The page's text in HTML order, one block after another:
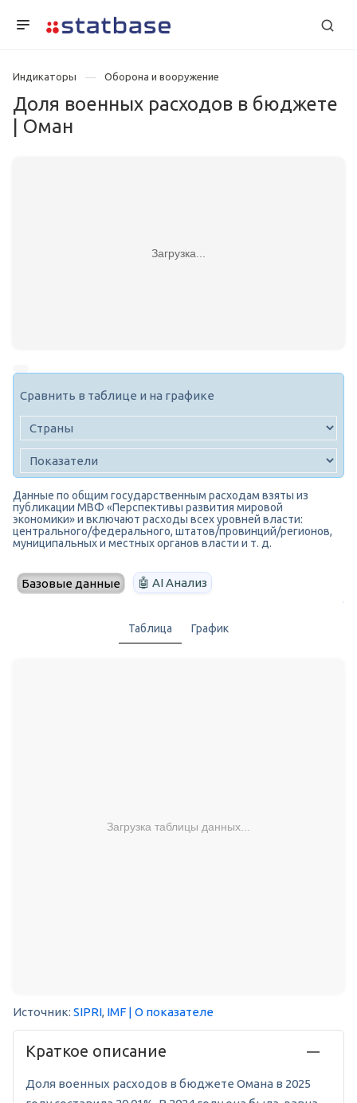
Индикаторы Оборона и вооружение
Доля военных расходов в бюджете
| Оман
Загрузка...
Сравнить в таблице и на графике
Данные по общим государственным расходам взяты из
публикации МВФ «Перспективы развития мировой
экономики» и включают расходы всех уровней власти:
центрального/федерального, штатов/провинций/регионов,
муниципальных и местных органов власти и т. д.
Базовые данные 🤖 AI Анализ
Таблица График
Загрузка таблицы данных...
Источник: SIPRI, IMF | О показателе
Краткое описание
Доля военных расходов в бюджете Омана в 2025